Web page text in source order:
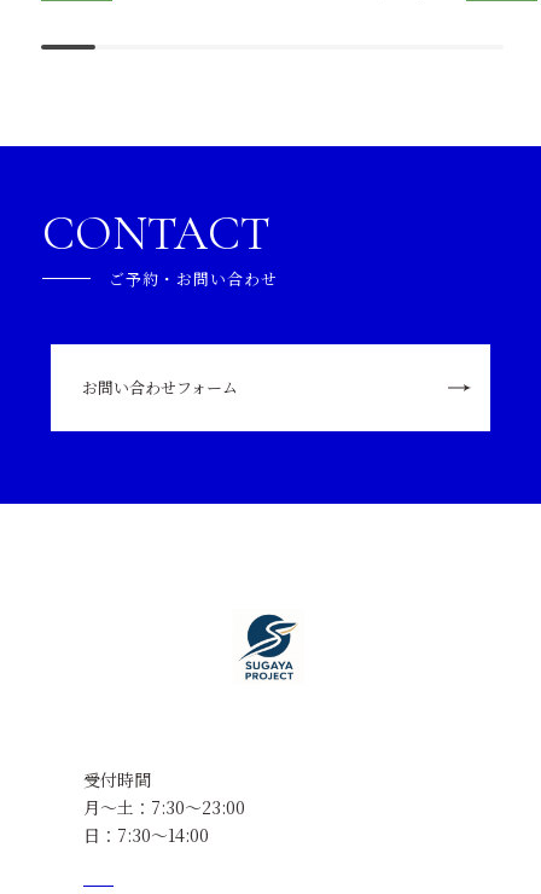
CONTACT
ご予約・お問い合わせ
お問い合わせフォーム
受付時間
月～土：7:30～23:00
日：7:30～14:00